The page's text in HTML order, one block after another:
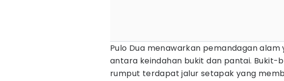
Pulo Dua menawarkan pemandagan
antara keindahan bukit dan pantai. Bukit-
rumput terdapat jalur setapak yang